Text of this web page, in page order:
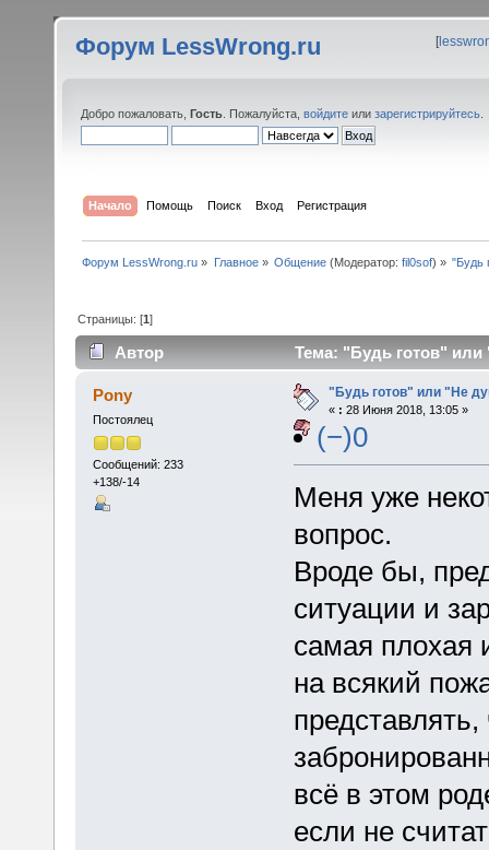
Форум LessWrong.ru [
Добро пожаловать, Гость . Пожалуйста, войдите или зарегистрируйтесь
Начало Помощь Поиск Вход Регистрация
Форум LessWrong.ru » Главное» Общение(Модератор: fil0sof) » "Будь
Страницы: [1]
Автор Тема: "Будь готов"
Pony
Постоялец
Сообщений: 233
+138/-14
"Будь готов" или "Не
« : 28 Июня 2018, 13:05 »
(−)0
Меня уже
вопрос.
Вроде бы,
ситуации и
самая плохая
на всякий
всё в этом
если не